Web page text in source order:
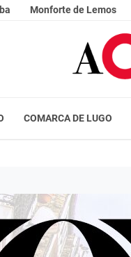
Monforte de Lemos
COMARCA DE LUGO